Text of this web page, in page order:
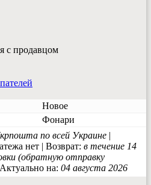
с продавцом
Новое
Фонари
по всей Украине|
нет | Возврат: в течение 14
(обратную отправку
на: 04 августа 2026